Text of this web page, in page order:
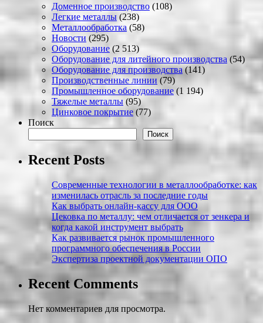
Доменное производство (108)
Легкие металлы (238)
Металлообработка (58)
Новости (295)
Оборудование (2 513)
Оборудование для литейного производства (54)
Оборудование для производства(141)
Производственные линии (79)
Промышленное оборудование (1 194)
Тяжелые металлы (95)
Цинковое покрытие (77)
Поиск
Поиск
Recent Posts
Современные технологии в металлообработке: как
изменилась отрасль за последние годы
Как выбрать онлайн-кассу для ООО
Цековка по металлу: чем отличается от зенкера и
когда какой инструмент выбрать
Как развивается рынок промышленного
программного обеспечения в России
Экспертиза проектной документации ОПО
Recent Comments
Нет комментариев для просмотра.